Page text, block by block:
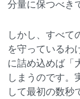
分量に保つべき
しかし、すべて
を守っているわ
に詰め込めば「
しまうのです。
して最初の数秒